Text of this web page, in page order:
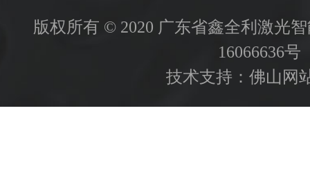
版权所有 © 2020 广东省鑫全利激光
16066636号
技术支持： 佛山网